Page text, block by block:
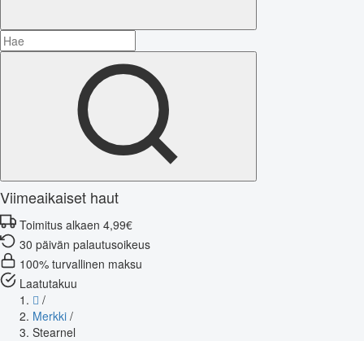
Viimeaikaiset haut
Toimitus alkaen 4,99€
30 päivän palautusoikeus
100% turvallinen maksu
Laatutakuu
/
Merkki /
Stearnel